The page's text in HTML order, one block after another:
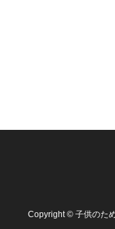
Copyright© 子供のた